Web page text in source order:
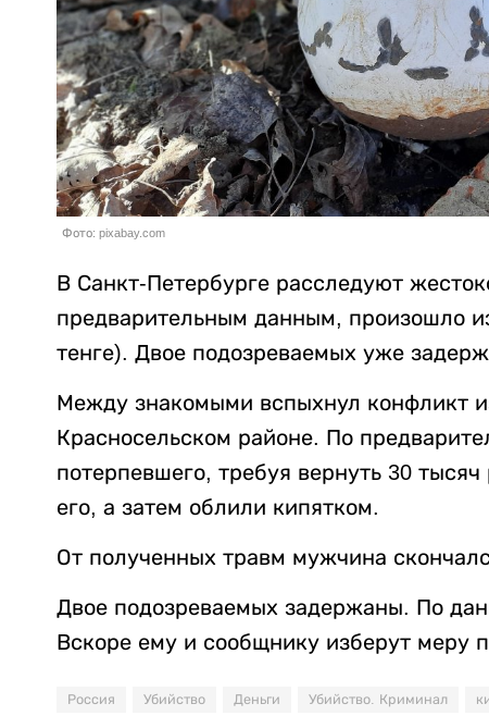
Фото: pixabay.com
В Санкт-Петербурге расследуют
предварительным данным, произошло
тенге). Двое подозреваемых уже
Между знакомыми вспыхнул конфликт
Красносельском районе. По
потерпевшего, требуя вернуть 30
его, а затем облили кипятком.
От полученных травм мужчина
Двое подозреваемых задержаны. По
Вскоре ему и сообщнику изберут меру
Россия Убийство Деньги Убийство. Криминал